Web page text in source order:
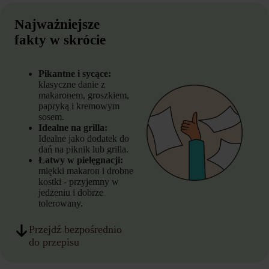
Najważniejsze
fakty w skrócie
Pikantne i sycące:
klasyczne danie z
makaronem, groszkiem,
papryką i kremowym
sosem.
Idealne na grilla:
Idealne jako dodatek do
dań na piknik lub grilla.
Łatwy w pielęgnacji:
miękki makaron i drobne
kostki - przyjemny w
jedzeniu i dobrze
tolerowany.
Przejdź bezpośrednio
do przepisu